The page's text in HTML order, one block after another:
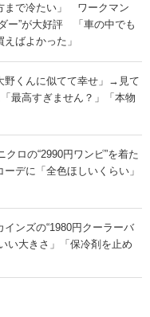
まで冷たい」 ワークマン
ー”が大好評 「車の中でも
ばよかった」
野くんに似てて幸せ」→見て
最高すぎません？」「本物
ロの“2990円ワンピ”を着た
デに「全色ほしいくらい」
ンズの“1980円クーラーバ
い大きさ」「保冷剤を止め